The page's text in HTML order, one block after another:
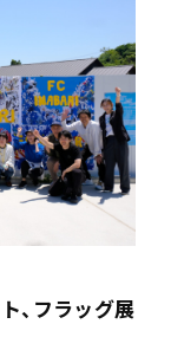
、フラッグ展